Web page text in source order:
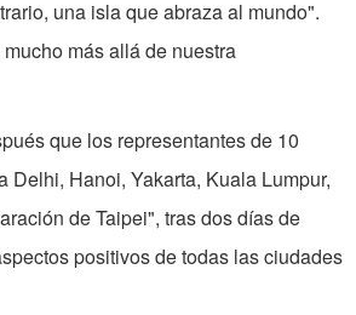
una isla que abraza al mundo".
más allá de nuestra
que los representantes de 10
Hanoi, Yakarta, Kuala Lumpur,
de Taipei", tras dos días de
positivos de todas las ciudades